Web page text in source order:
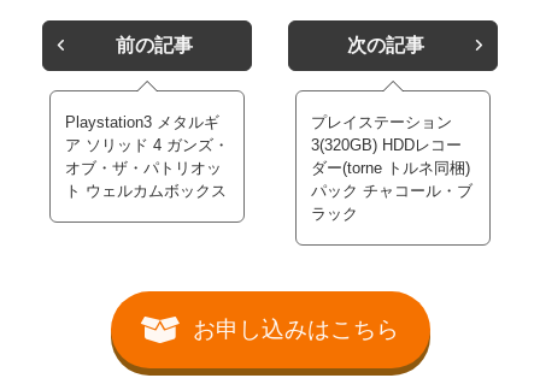
前の記事
Playstation3 メタルギ
ア ソリッド 4 ガンズ・
オブ・ザ・パトリオッ
ト ウェルカムボックス
次の記事
プレイステーション
3(320GB) HDDレコー
ダー(torne トルネ同梱)
パック チャコール・ブ
ラック
お申し込みはこちら